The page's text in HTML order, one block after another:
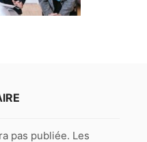
pas publiée. Les